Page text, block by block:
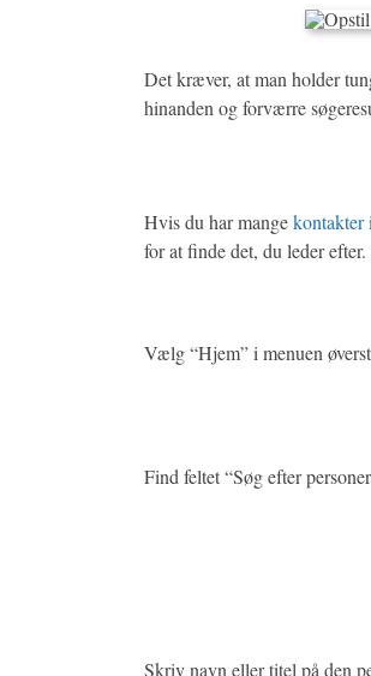
Det kræver, at man holder
hinanden og forværre
Hvis du har mangekontakteri
for at finde det, du leder efter.
Vælg “Hjem” i menuen
Find feltet “Søg efter
Skriv navn eller titel på den